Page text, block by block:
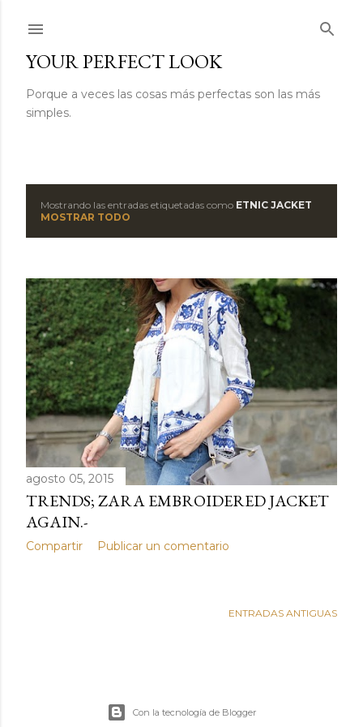
YOUR PERFECT LOOK
Porque a veces las cosas más perfectas son las más
simples.
t
r
a
d
a
s
Mostrando las entradas etiquetadas como ETNIC JACKET
MOSTRAR TODO
agosto 05, 2015
TRENDS; ZARA EMBROIDERED JACKET
AGAIN.-
Compartir Publicar un comentario
ENTRADAS ANTIGUAS
Con la tecnología de Blogger